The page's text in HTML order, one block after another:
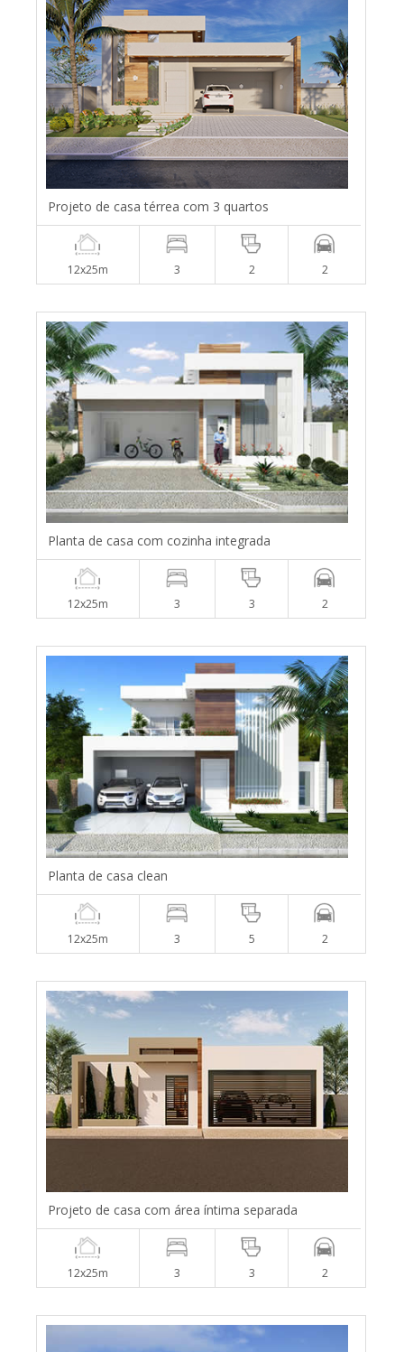
Projeto de casa térrea com 3 quartos
12x25m 3 2 2
Planta de casa com cozinha integrada
12x25m 3 3 2
Planta de casa clean
12x25m 3 5 2
Projeto de casa com área íntima separada
12x25m 3 3 2